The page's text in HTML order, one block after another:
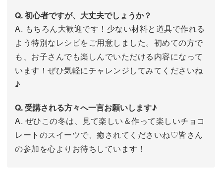
Q. 初心者ですが、大丈夫でしょうか？
A. もちろん大歓迎です！少ない材料と道具で作れる
よう特別なレシピをご用意しました。初めての方で
も、お子さんでも楽しんでいただける内容になって
います！ぜひ気軽にチャレンジしてみてくださいね
♪
Q. 受講される方々へ一言お願いします♪
A. ぜひこの冬は、見て楽しい＆作って楽しいチョコ
レートのスイーツで、癒されてくださいね♡皆さん
の参加を心よりお待ちしています！